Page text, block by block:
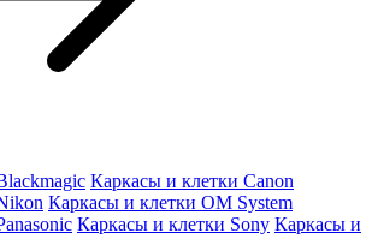
Каркасы и клетки Canon
Каркасы и клетки OM System
Каркасы и клетки Sony Каркасы и